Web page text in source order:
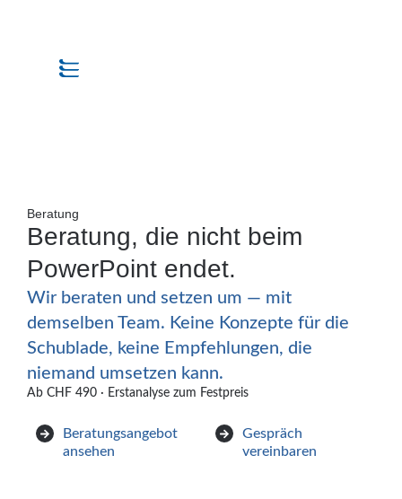
Beratung
Beratung, die nicht beim
PowerPoint endet.
Wir beraten und setzen um — mit
demselben Team. Keine Konzepte für die
Schublade, keine Empfehlungen, die
niemand umsetzen kann.
Ab CHF 490 · Erstanalyse zum Festpreis
Beratungsangebot
ansehen
Gespräch
vereinbaren